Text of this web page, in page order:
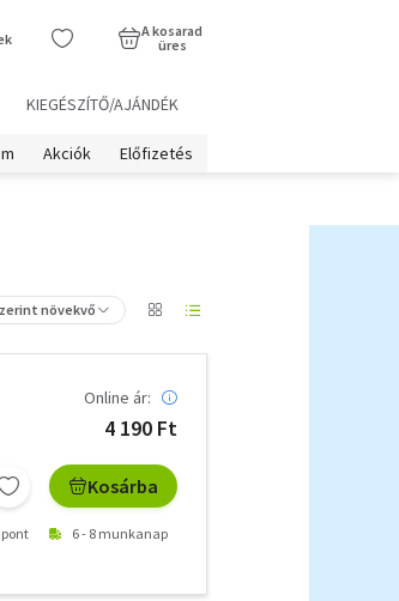
A kosarad
üres
KIEGÉSZÍTŐ/AJÁNDÉK
Akciók Előfizetés
növekvő
Online ár:
4 190 Ft
Kosárba
pont 6 - 8 munkanap